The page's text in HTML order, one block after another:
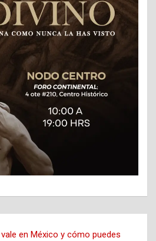
en México y cómo puedes